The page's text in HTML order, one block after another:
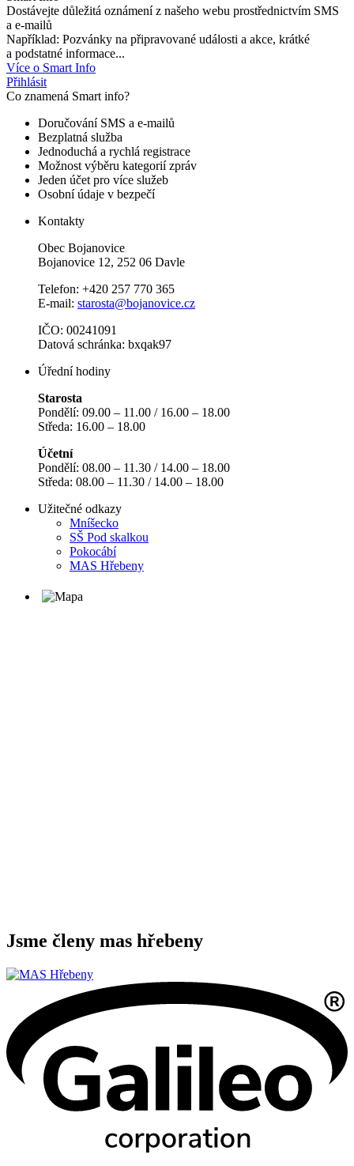
Dostávejte důležitá oznámení z našeho webu prostřednictvím SMS
a e-mailů
Například: Pozvánky na připravované události a akce, krátké
a podstatné informace...
Více o Smart Info
Přihlásit
Co znamená Smart info?
Doručování SMS a e-mailů
Bezplatná služba
Jednoduchá a rychlá registrace
Možnost výběru kategorií zpráv
Jeden účet pro více služeb
Osobní údaje v bezpečí
Kontakty
Obec Bojanovice
Bojanovice 12, 252 06 Davle
Telefon: +420 257 770 365
E-mail: starosta@bojanovice.cz
IČO: 00241091
Datová schránka: bxqak97
Úřední hodiny
Starosta
Pondělí: 09.00 – 11.00 / 16.00 – 18.00
Středa: 16.00 – 18.00
Účetní
Pondělí: 08.00 – 11.30 / 14.00 – 18.00
Středa: 08.00 – 11.30 / 14.00 – 18.00
Užitečné odkazy
Mníšecko
SŠ Pod skalkou
Pokocábí
MAS Hřebeny
Jsme členy mas hřebeny